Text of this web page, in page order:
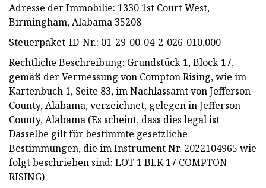
Adresse der Immobilie: 1330 1st Court West,
Birmingham, Alabama 35208
Steuerpaket-ID-Nr.: 01-29-00-04-2-026-010.000
Rechtliche Beschreibung: Grundstück 1, Block 17,
gemäß der Vermessung von Compton Rising, wie im
Kartenbuch 1, Seite 83, im Nachlassamt von Jefferson
County, Alabama, verzeichnet, gelegen in Jefferson
County, Alabama (Es scheint, dass dies legal ist
Dasselbe gilt für bestimmte gesetzliche
Bestimmungen, die im Instrument Nr. 2022104965 wie
folgt beschrieben sind: LOT 1 BLK 17 COMPTON
RISING)